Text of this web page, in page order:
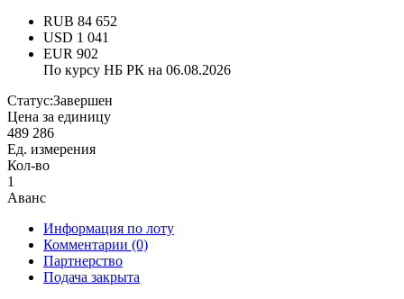
RUB 84 652
USD 1 041
EUR 902
По курсу НБ РК на 06.08.2026
Статус:Завершен
Цена за единицу
489 286
Ед. измерения
Кол-во
1
Аванс
Информация по лоту
Комментарии (0)
Партнерство
Подача закрыта